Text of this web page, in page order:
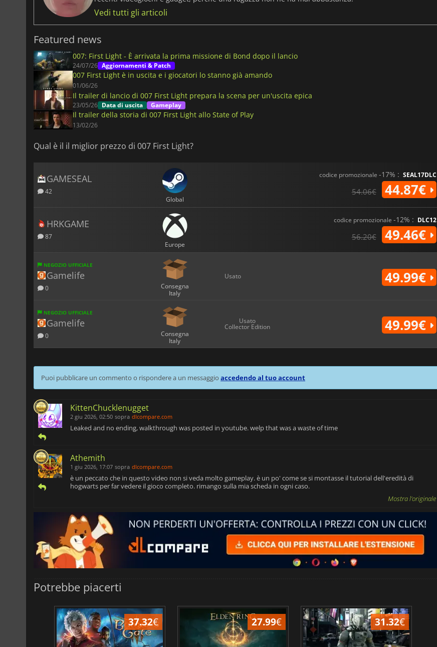
Vedi tutti gli articoli
Featured news
007: First Light - È arrivata la prima missione di Bond dopo il lancio
24/07/26 Aggiornamenti & Patch
007 First Light è in uscita e i giocatori lo stanno già amando
01/06/26
Il trailer di lancio di 007 First Light prepara la scena per un'uscita epica
23/05/26 Data di uscita Gameplay
Il trailer della storia di 007 First Light allo State of Play
13/02/26
Qual è il il miglior prezzo di 007 First Light?
GAMESEAL
42
Global
codice promozionale -17% : SEAL17DLC
54.06€ 44.87€
HRKGAME
87
Europe
codice promozionale -12% : DLC12
56.20€ 49.46€
NEGOZIO UFFICIALE
Gamelife
0
Consegna
Italy
Usato 49.99€
NEGOZIO UFFICIALE
Gamelife
0
Consegna
Italy
Usato
Collector Edition 49.99€
Puoi pubblicare un commento o rispondere a un messaggio accedendo al tuo account
KittenChucklenugget
2 giu 2026, 02:50 sopra dlcompare.com
Leaked and no ending, walkthrough was posted in youtube. welp that was a waste of time
Athemith
1 giu 2026, 17:07 sopra dlcompare.com
è un peccato che in questo video non si veda molto gameplay. è un po' come se si montasse il tutorial dell'eredità di
hogwarts per far vedere il gioco completo. rimango sulla mia scheda in ogni caso.
Mostra l'originale
Potrebbe piacerti
37.32€ 27.99€ 31.32€